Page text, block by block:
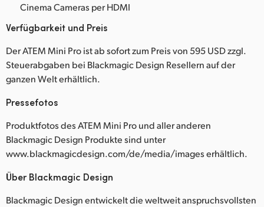
Cinema Cameras per HDMI
Verfügbarkeit und Preis
Der ATEM Mini Pro ist ab sofort zum Preis von 595 USD zzgl.
Steuerabgaben bei Blackmagic Design Resellern auf der
ganzen Welt erhältlich.
Pressefotos
Produktfotos des ATEM Mini Pro und aller anderen
Blackmagic Design Produkte sind unter
www.blackmagicdesign.com/de/media/images erhältlich.
Über Blackmagic Design
Blackmagic Design entwickelt die weltweit anspruchsvollsten